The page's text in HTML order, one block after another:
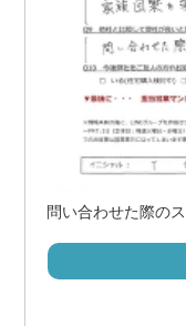
問い合わせた際の